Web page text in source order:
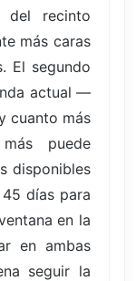
recinto
más caras
El segundo
actual —
cuanto más
puede
disponibles
días para
en la
en ambas
seguir la